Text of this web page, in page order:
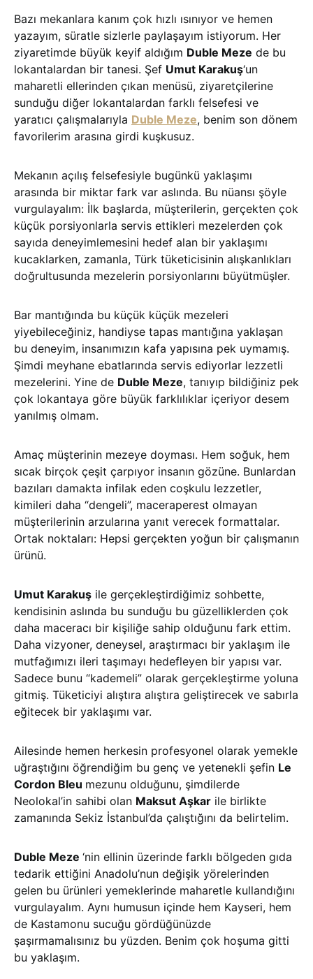
Bazı mekanlara kanım çok hızlı ısınıyor ve hemen
yazayım, süratle sizlerle paylaşayım istiyorum. Her
ziyaretimde büyük keyif aldığım Duble Meze de bu
lokantalardan bir tanesi. Şef Umut Karakuş‘un
maharetli ellerinden çıkan menüsü, ziyaretçilerine
sunduğu diğer lokantalardan farklı felsefesi ve
yaratıcı çalışmalarıyla Duble Meze, benim son dönem
favorilerim arasına girdi kuşkusuz.
Mekanın açılış felsefesiyle bugünkü yaklaşımı
arasında bir miktar fark var aslında. Bu nüansı şöyle
vurgulayalım: İlk başlarda, müşterilerin, gerçekten çok
küçük porsiyonlarla servis ettikleri mezelerden çok
sayıda deneyimlemesini hedef alan bir yaklaşımı
kucaklarken, zamanla, Türk tüketicisinin alışkanlıkları
doğrultusunda mezelerin porsiyonlarını büyütmüşler.
Bar mantığında bu küçük küçük mezeleri
yiyebileceğiniz, handiyse tapas mantığına yaklaşan
bu deneyim, insanımızın kafa yapısına pek uymamış.
Şimdi meyhane ebatlarında servis ediyorlar lezzetli
mezelerini. Yine de Duble Meze, tanıyıp bildiğiniz pek
çok lokantaya göre büyük farklılıklar içeriyor desem
yanılmış olmam.
Amaç müşterinin mezeye doyması. Hem soğuk, hem
sıcak birçok çeşit çarpıyor insanın gözüne. Bunlardan
bazıları damakta infilak eden coşkulu lezzetler,
kimileri daha “dengeli”, maceraperest olmayan
müşterilerinin arzularına yanıt verecek formattalar.
Ortak noktaları: Hepsi gerçekten yoğun bir çalışmanın
ürünü.
Umut Karakuş ile gerçekleştirdiğimiz sohbette,
kendisinin aslında bu sunduğu bu güzelliklerden çok
daha maceracı bir kişiliğe sahip olduğunu fark ettim.
Daha vizyoner, deneysel, araştırmacı bir yaklaşım ile
mutfağımızı ileri taşımayı hedefleyen bir yapısı var.
Sadece bunu “kademeli” olarak gerçekleştirme yoluna
gitmiş. Tüketiciyi alıştıra alıştıra geliştirecek ve sabırla
eğitecek bir yaklaşımı var.
Ailesinde hemen herkesin profesyonel olarak yemekle
uğraştığını öğrendiğim bu genç ve yetenekli şefin Le
Cordon Bleu mezunu olduğunu, şimdilerde
Neolokal’in sahibi olan Maksut Aşkar ile birlikte
zamanında Sekiz İstanbul’da çalıştığını da belirtelim.
Duble Meze ‘nin ellinin üzerinde farklı bölgeden gıda
tedarik ettiğini Anadolu’nun değişik yörelerinden
gelen bu ürünleri yemeklerinde maharetle kullandığını
vurgulayalım. Aynı humusun içinde hem Kayseri, hem
de Kastamonu sucuğu gördüğünüzde
şaşırmamalısınız bu yüzden. Benim çok hoşuma gitti
bu yaklaşım.